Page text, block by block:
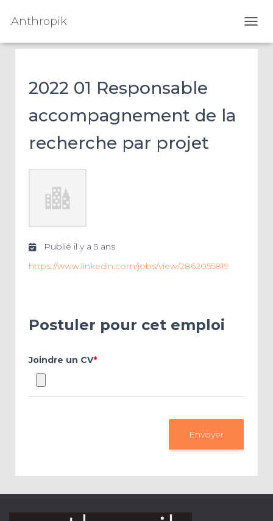
:Anthropik
2022 01 Responsable
accompagnement de la
recherche par projet
Publié il y a 5 ans
https://www.linkedin.com/jobs/view/2862055819
Postuler pour cet emploi
Joindre un CV*
Envoyer